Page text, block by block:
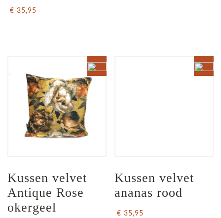
€ 35,95
Kussen velvet
Antique Rose
okergeel
Kussen velvet
ananas rood
€ 35,95